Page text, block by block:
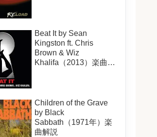
Beat It by Sean
Kingston ft. Chris
Brown & Wiz
Khalifa（2013）楽曲解
Children of the Grave
by Black
Sabbath（1971年）楽
曲解説